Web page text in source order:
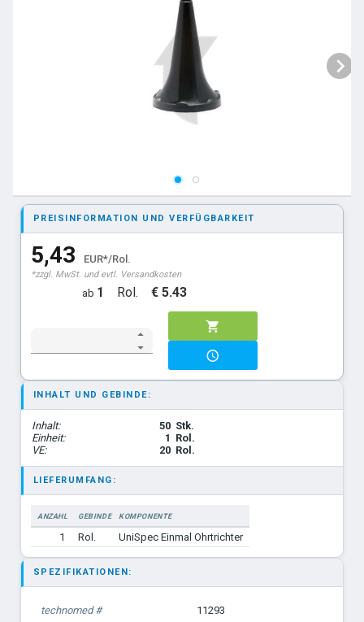
PREISINFORMATION UND VERFÜGBARKEIT
5,43 EUR*/Rol.
*zzgl. MwSt. und evtl. Versandkosten
ab 1 Rol. € 5.43
INHALT UND GEBINDE:
Inhalt: 50 Stk.
Einheit:
1 Rol.
VE:
20 Rol.
LIEFERUMFANG:
ANZAHL GEBINDE
KOMPONENTE
1
Rol. UniSpec Einmal Ohrtrichter
SPEZIFIKATIONEN:
technomed # 11293